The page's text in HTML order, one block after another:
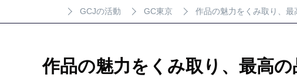
GCJの活動 GC東京 作品の魅力をくみ取り、最
作品の魅力をくみ取り、最高